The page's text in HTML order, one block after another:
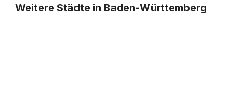
Weitere Städte in Baden-Württemberg